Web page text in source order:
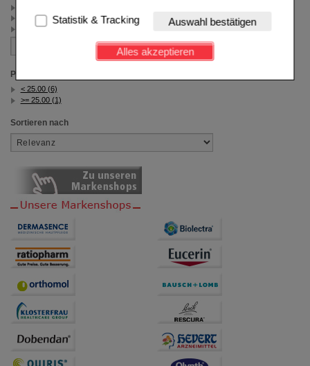
Website notwendig sind (z.B. Navigation, Warenkorb,
Kundenkonto), weshalb auf diese nicht verzichtet
werden kann.
Einkaufserlebnis noch ansprechender zu gestalten,
beispielsweise für die Wiedererkennung des
Besuchers oder unsere Seite an bevorzugte
Verhaltensweisen (z.B. Spracheinstellung)
anzupassen. Komfort-Cookies ermöglichen es uns
auch auf Ihre Bedürfnisse zugeschrittene Inhalte
anzuzeigen und unser Partnerprogramm zu
betreiben.
Statistik & Tracking:Hierüber lassen sich
Informationen über die Art und Weise der Nutzung
Website weiter für Sie optimieren können, den Inhalt
Drittseiten möglichst relevant für Sie zu gestalten.
Bitte beachten Sie, dass Daten hierfür teilweise an
Dritte wie z.B. Google oder soziale Medien
übertragen werden.
Statistik & Tracking Auswahl bestätigen
Alles akzeptieren
20 St (1)
100 St (1)
Preis
< 25.00 (6)
>= 25.00 (1)
Sortieren nach